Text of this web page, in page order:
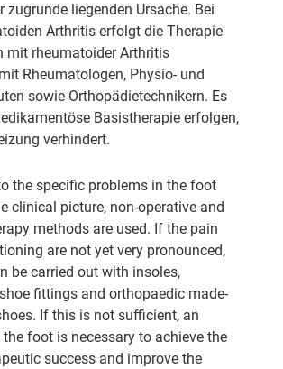
zugrunde liegenden Ursache. Bei
Arthritis erfolgt die Therapie
mit rheumatoider Arthritis
Rheumatologen, Physio- und
sowie Orthopädietechnikern. Es
Basistherapie erfolgen,
verhindert.
the specific problems in the foot
clinical picture, non-operative and
methods are used. If the pain
are not yet very pronounced,
be carried out with insoles,
fittings and orthopaedic made-
If this is not sufficient, an
foot is necessary to achieve the
success and improve the